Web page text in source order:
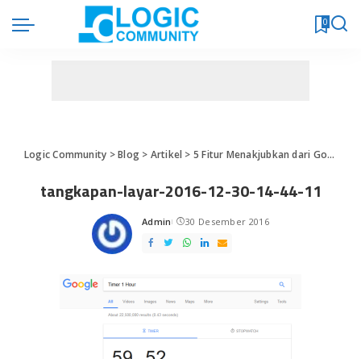
0
Logic Community >Blog> Artikel > 5 Fitur Menakjubkan dari Google yang Jarang Diketahui
tangkapan-layar-2016-12-30-14-44-11
Posted
by
Admin 30 Desember 2016